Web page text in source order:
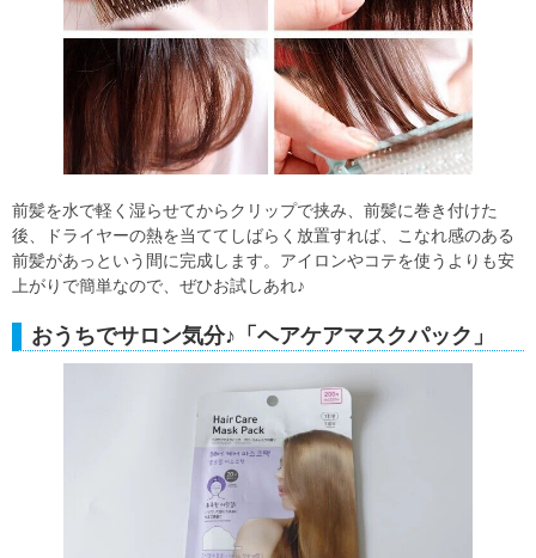
前髪を水で軽く湿らせてからクリップで挟み、前髪に巻き付けた
後、ドライヤーの熱を当ててしばらく放置すれば、こなれ感のある
前髪があっという間に完成します。アイロンやコテを使うよりも安
上がりで簡単なので、ぜひお試しあれ♪
おうちでサロン気分♪「ヘアケアマスクパック」